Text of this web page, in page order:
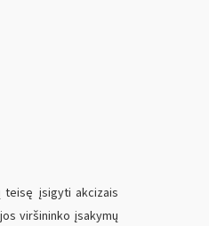
teisę įsigyti akcizais
viršininko įsakymų